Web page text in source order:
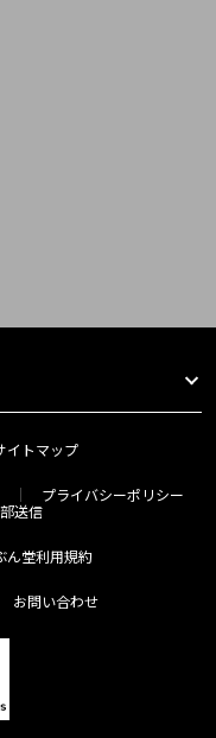
イトマップ
プライバシーポリシー
送信
ん堂利用規約
お問い合わせ